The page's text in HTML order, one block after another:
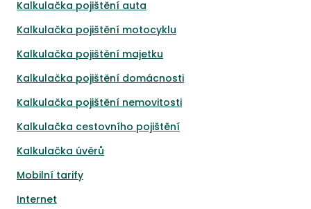
Kalkulačka pojištění auta
Kalkulačka pojištění motocyklu
Kalkulačka pojištění majetku
Kalkulačka pojištění domácnosti
Kalkulačka pojištění nemovitosti
Kalkulačka cestovního pojištění
Kalkulačka úvěrů
Mobilní tarify
Internet